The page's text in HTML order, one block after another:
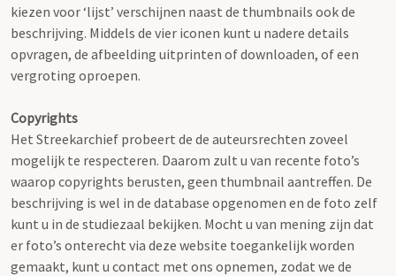
kiezen voor ‘lijst’ verschijnen naast de thumbnails ook de
beschrijving. Middels de vier iconen kunt u nadere details
opvragen, de afbeelding uitprinten of downloaden, of een
vergroting oproepen.
Copyrights
Het Streekarchief probeert de de auteursrechten zoveel
mogelijk te respecteren. Daarom zult u van recente foto’s
waarop copyrights berusten, geen thumbnail aantreffen. De
beschrijving is wel in de database opgenomen en de foto zelf
kunt u in de studiezaal bekijken. Mocht u van mening zijn dat
er foto’s onterecht via deze website toegankelijk worden
gemaakt, kunt u contact met ons opnemen, zodat we de